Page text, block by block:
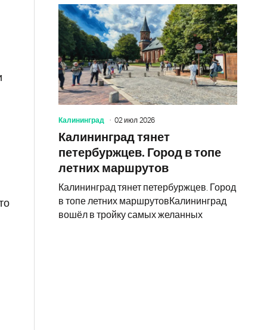
Калининград 02 июл 2026
Калининград тянет
петербуржцев. Город в топе
летних маршрутов
Калининград тянет петербуржцев. Город
в топе летних маршрутовКалининград
вошёл в тройку самых желанных